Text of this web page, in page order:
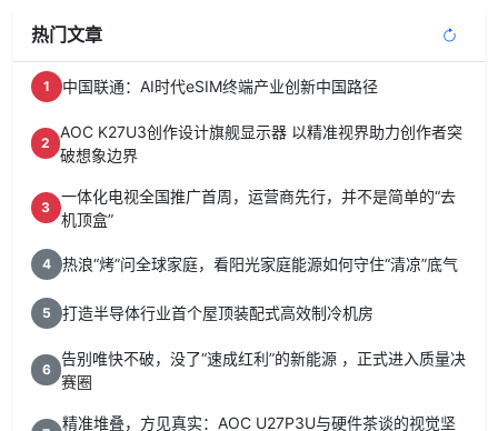
热门文章
1 中国联通：AI时代eSIM终端产业创新中国路径
2
AOC K27U3创作设计旗舰显示器 以精准视界助力创作者突
破想象边界
3
一体化电视全国推广首周，运营商先行，并不是简单的“去
机顶盒”
4 热浪“烤”问全球家庭，看阳光家庭能源如何守住“清凉”底气
5 打造半导体行业首个屋顶装配式高效制冷机房
6
告别唯快不破，没了“速成红利”的新能源 ，正式进入质量决
赛圈
精准堆叠，方见真实：AOC U27P3U与硬件茶谈的视觉坚